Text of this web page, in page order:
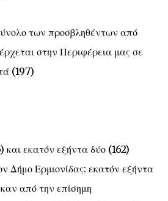
των προσβληθέντων από
στην Περιφέρεια μας σε
(197)
και εκατόν εξήντα δύο (162)
Δήμο Ερμιονίδας: εκατόν εξήντα
από την επίσημη